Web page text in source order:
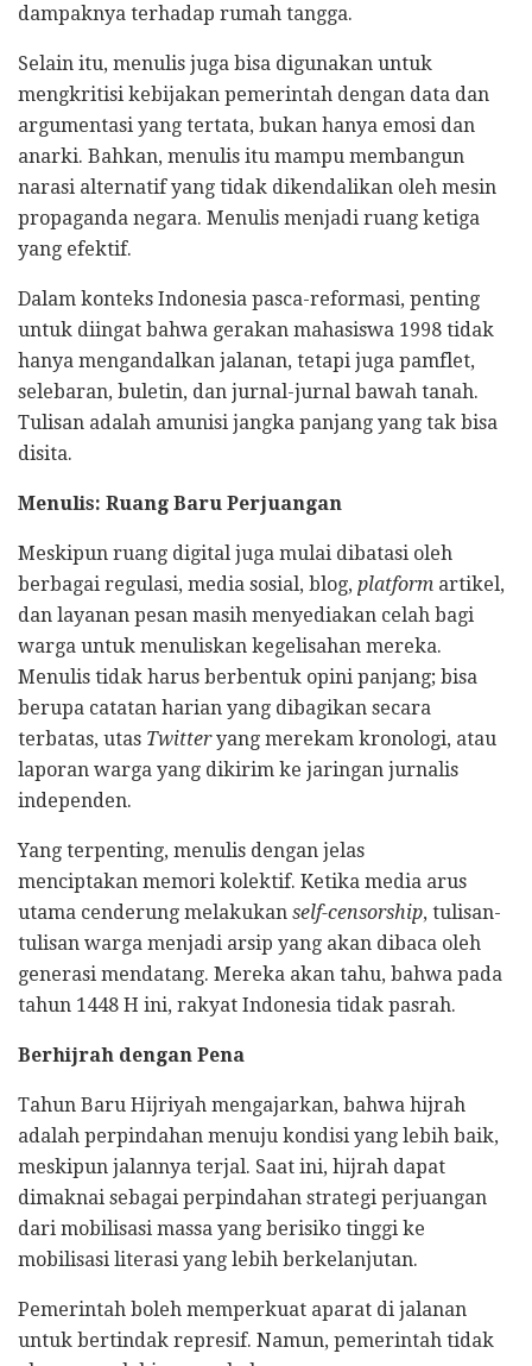
dampaknya terhadap rumah tangga.
Selain itu, menulis juga bisa digunakan untuk
mengkritisi kebijakan pemerintah dengan data dan
argumentasi yang tertata, bukan hanya emosi dan
anarki. Bahkan, menulis itu mampu membangun
narasi alternatif yang tidak dikendalikan oleh mesin
propaganda negara. Menulis menjadi ruang ketiga
yang efektif.
Dalam konteks Indonesia pasca-reformasi, penting
untuk diingat bahwa gerakan mahasiswa 1998 tidak
hanya mengandalkan jalanan, tetapi juga pamflet,
selebaran, buletin, dan jurnal-jurnal bawah tanah.
Tulisan adalah amunisi jangka panjang yang tak bisa
disita.
Menulis: Ruang Baru Perjuangan
Meskipun ruang digital juga mulai dibatasi oleh
berbagai regulasi, media sosial, blog, platform artikel,
dan layanan pesan masih menyediakan celah bagi
warga untuk menuliskan kegelisahan mereka.
Menulis tidak harus berbentuk opini panjang; bisa
berupa catatan harian yang dibagikan secara
terbatas, utas Twitteryang merekam kronologi, atau
laporan warga yang dikirim ke jaringan jurnalis
independen.
Yang terpenting, menulis dengan jelas
menciptakan memori kolektif. Ketika media arus
utama cenderung melakukan self-censorship, tulisan-
tulisan warga menjadi arsip yang akan dibaca oleh
generasi mendatang. Mereka akan tahu, bahwa pada
tahun 1448 H ini, rakyat Indonesia tidak pasrah.
Berhijrah dengan Pena
Tahun Baru Hijriyah mengajarkan, bahwa hijrah
adalah perpindahan menuju kondisi yang lebih baik,
meskipun jalannya terjal. Saat ini, hijrah dapat
dimaknai sebagai perpindahan strategi perjuangan
dari mobilisasi massa yang berisiko tinggi ke
mobilisasi literasi yang lebih berkelanjutan.
Pemerintah boleh memperkuat aparat di jalanan
untuk bertindak represif. Namun, pemerintah tidak